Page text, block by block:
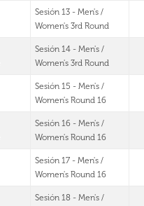
Sesión 13 - Men's /
Women's 3rd Round
Sesión 14 - Men's /
Women's 3rd Round
Sesión 15 - Men's /
Women's Round 16
Sesión 16 - Men's /
Women's Round 16
Sesión 17 - Men's /
Women's Round 16
Sesión 18 - Men's /